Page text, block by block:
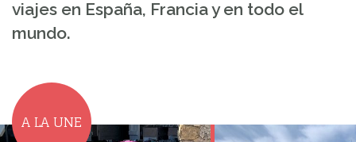
viajes en España, Francia y en todo el
mundo.
A LA UNE